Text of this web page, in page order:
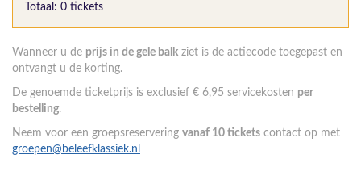
Totaal: 0 tickets
Wanneer u de prijs in de gele balk ziet is de actiecode toegepast en
ontvangt u de korting.
De genoemde ticketprijs is exclusief € 6,95 servicekosten per
bestelling.
Neem voor een groepsreservering vanaf 10 tickets contact op met
groepen@beleefklassiek.nl